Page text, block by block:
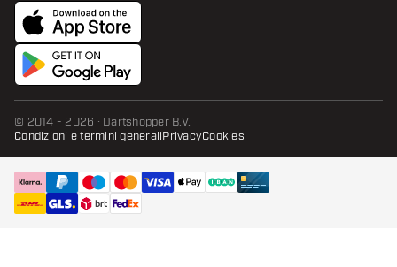
© 2014 - 2026 · Dartshopper B.V.
Condizioni e termini generaliPrivacyCookies